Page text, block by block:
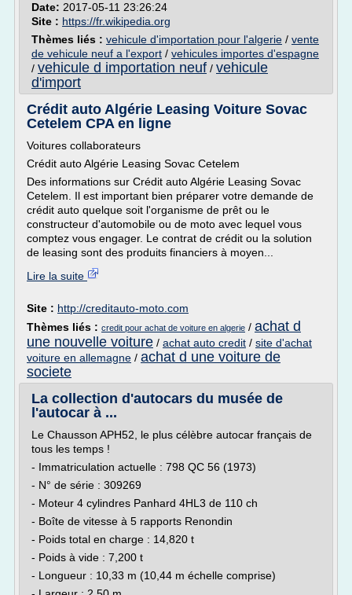
Date: 2017-05-11 23:26:24
Site : https://fr.wikipedia.org
Thèmes liés : vehicule d'importation pour l'algerie / vente
de vehicule neuf a l'export / vehicules importes d'espagne
/ vehicule d importation neuf / vehicule
d'import
Crédit auto Algérie Leasing Voiture Sovac
Cetelem CPA en ligne
Voitures collaborateurs
Crédit auto Algérie Leasing Sovac Cetelem
Des informations sur Crédit auto Algérie Leasing Sovac
Cetelem. Il est important bien préparer votre demande de
crédit auto quelque soit l'organisme de prêt ou le
constructeur d'automobile ou de moto avec lequel vous
comptez vous engager. Le contrat de crédit ou la solution
de leasing sont des produits financiers à moyen...
Lire la suite
Site : http://creditauto-moto.com
Thèmes liés : credit pour achat de voiture en algerie / achat d
une nouvelle voiture / achat auto credit / site d'achat
voiture en allemagne / achat d une voiture de
societe
La collection d'autocars du musée de
l'autocar à ...
Le Chausson APH52, le plus célèbre autocar français de
tous les temps !
- Immatriculation actuelle : 798 QC 56 (1973)
- N° de série : 309269
- Moteur 4 cylindres Panhard 4HL3 de 110 ch
- Boîte de vitesse à 5 rapports Renondin
- Poids total en charge : 14,820 t
- Poids à vide : 7,200 t
- Longueur : 10,33 m (10,44 m échelle comprise)